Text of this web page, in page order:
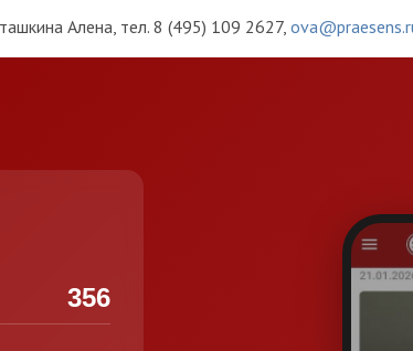
Алена, тел. 8 (495) 109 2627,
356